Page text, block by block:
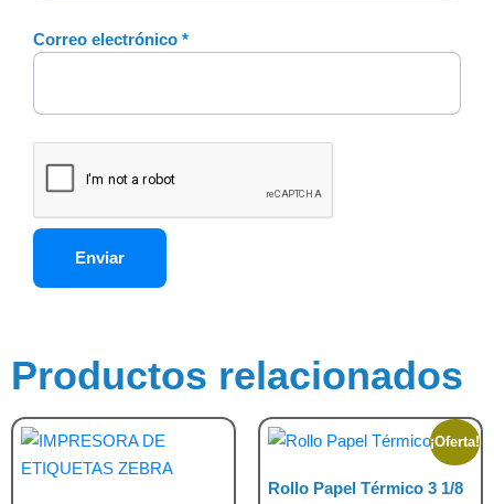
Correo electrónico *
Productos relacionados
¡Oferta!
Rollo Papel Térmico 3 1/8